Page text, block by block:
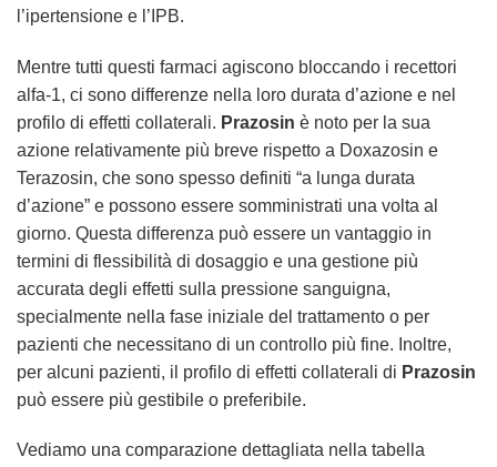
l’ipertensione e l’IPB.
Mentre tutti questi farmaci agiscono bloccando i recettori
alfa-1, ci sono differenze nella loro durata d’azione e nel
profilo di effetti collaterali. Prazosin è noto per la sua
azione relativamente più breve rispetto a Doxazosin e
Terazosin, che sono spesso definiti “a lunga durata
d’azione” e possono essere somministrati una volta al
giorno. Questa differenza può essere un vantaggio in
termini di flessibilità di dosaggio e una gestione più
accurata degli effetti sulla pressione sanguigna,
specialmente nella fase iniziale del trattamento o per
pazienti che necessitano di un controllo più fine. Inoltre,
per alcuni pazienti, il profilo di effetti collaterali di Prazosin
può essere più gestibile o preferibile.
Vediamo una comparazione dettagliata nella tabella